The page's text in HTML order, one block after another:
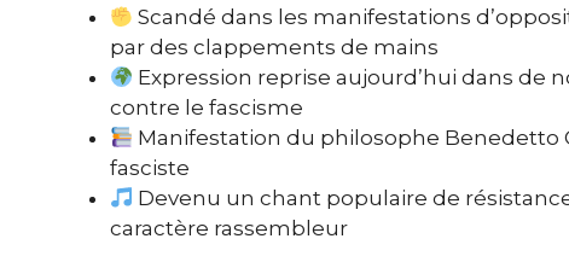
Scandé dans les manifestations
par des clappements de mains
Expression reprise aujourd’hui dans de
contre le fascisme
Manifestation du philosophe Benedetto
fasciste
Devenu un chant populaire de
caractère rassembleur